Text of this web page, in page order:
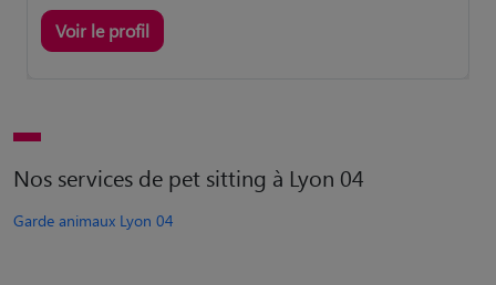
Voir le profil
Nos services de pet sitting à Lyon 04
Garde animaux Lyon 04